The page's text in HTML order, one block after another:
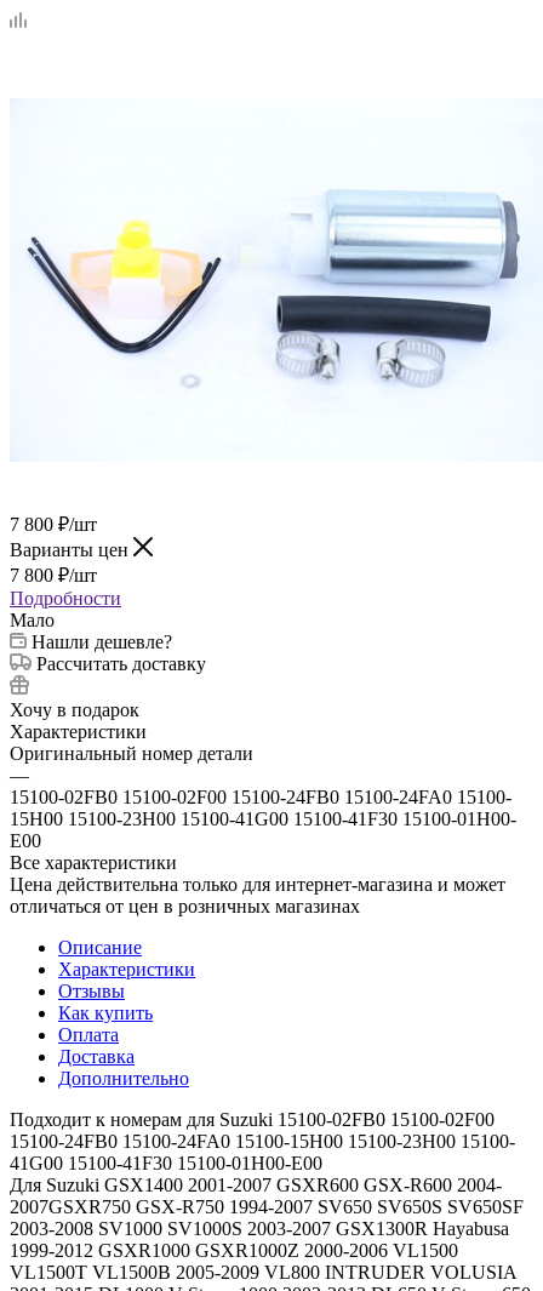
7 800 ₽/шт
Варианты цен
7 800 ₽/шт
Подробности
Мало
Нашли дешевле?
Рассчитать доставку
Хочу в подарок
Характеристики
Оригинальный номер детали
—
15100-02FB0 15100-02F00 15100-24FB0 15100-24FA0 15100-
15H00 15100-23H00 15100-41G00 15100-41F30 15100-01H00-
E00
Все характеристики
Цена действительна только для интернет-магазина и может
отличаться от цен в розничных магазинах
Описание
Характеристики
Отзывы
Как купить
Оплата
Доставка
Дополнительно
Подходит к номерам для Suzuki 15100-02FB0 15100-02F00
15100-24FB0 15100-24FA0 15100-15H00 15100-23H00 15100-
41G00 15100-41F30 15100-01H00-E00
Для Suzuki GSX1400 2001-2007 GSXR600 GSX-R600 2004-
2007GSXR750 GSX-R750 1994-2007 SV650 SV650S SV650SF
2003-2008 SV1000 SV1000S 2003-2007 GSX1300R Hayabusa
1999-2012 GSXR1000 GSXR1000Z 2000-2006 VL1500
VL1500T VL1500B 2005-2009 VL800 INTRUDER VOLUSIA